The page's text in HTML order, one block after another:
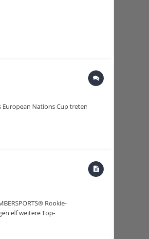
European Nations Cup treten
Rookie-
elf weitere Top-